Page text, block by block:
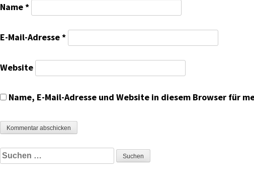
Name*
E-Mail-Adresse*
Website
Name, E-Mail-Adresse und Website in diesem Browser für
Suchen
nach: